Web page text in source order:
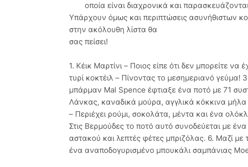
οποία είναι διαχρονικά και
Υπάρχουν όμως και περιπτώσεις ασυνήθιστων
στην ακόλουθη λίστα θα
σας πείσει!
1. Κέικ Μαρτίνι – Ποιος είπε ότι δεν μπορείτε
τυρί κοκτέιλ – Πίνοντας το μεσημεριανό γεύμα!
μπάρμαν Mal Spence έφτιαξε ένα ποτό με 71
Λάνκας, καναδικά μούρα, αγγλικά κόκκινα μήλα
– Περιέχει ρούμι, σοκολάτα, μέντα και ένα
Στις Βερμούδες το ποτό αυτό συνοδεύεται με
αστακού και λεπτές φέτες μπριζόλας. 6. Μαζί
ένα αναποδογυρισμένο μπουκάλι σαμπάνιας